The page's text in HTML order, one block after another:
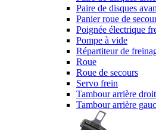
Paire de disques
Panier roue de
Poignée électrique
Pompe à vide
Répartiteur de
Roue
Roue de secours
Servo frein
Tambour arrière droit
Tambour arrière